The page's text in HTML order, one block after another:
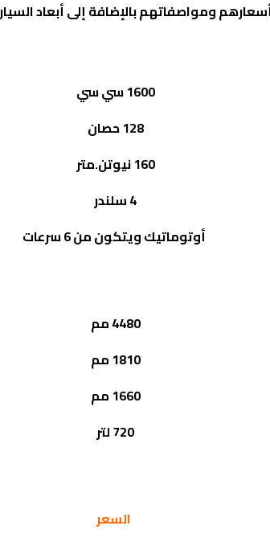
1600 سي سي
128 حصان
160 نيوتن.متر
4 سلندر
أوتوماتيك ويتكون من 6 سرعات
4480 مم
1810 مم
1660 مم
720 لتر
السعر